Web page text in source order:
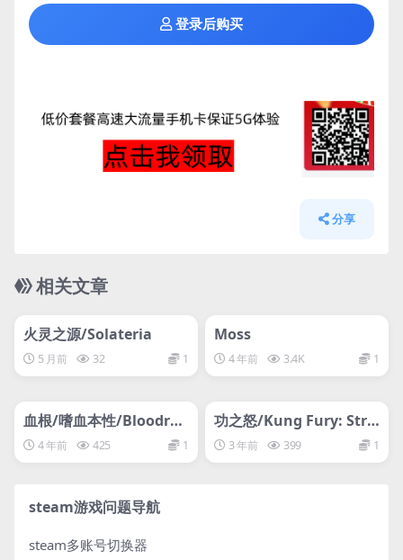
登录后购买
分享
相关文章
网盘下载游戏
火灵之源/Solateria
5 月前 32 1
Moss
4 年前 3.4K 1
网盘下载游戏
血根/嗜血本性/Bloodroo
ts 4 年前 425 1
网盘下载游戏
功之怒/Kung Fury: Stre
et Rage
3 年前 399 1
steam游戏问题导航
steam多账号切换器